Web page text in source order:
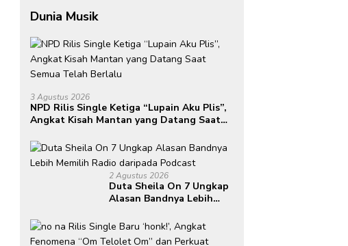
Dunia Musik
3 Agustus 2026
NPD Rilis Single Ketiga “Lupain Aku Plis”,
Angkat Kisah Mantan yang Datang Saat
2 Agustus 2026
Duta Sheila On 7 Ungkap
Alasan Bandnya Lebih
Podcast